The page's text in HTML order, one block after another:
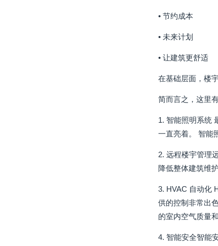
• 节约成本
• 未来计划
• 让建筑更舒适
在基础层面，楼
简而言之，这里
1. 智能照明系统
一直亮着。 智能
2. 远程楼宇管理
降低整体建筑维
3. HVAC 自动化
供的控制非常出
的室内空气质量
4. 智能安全智能